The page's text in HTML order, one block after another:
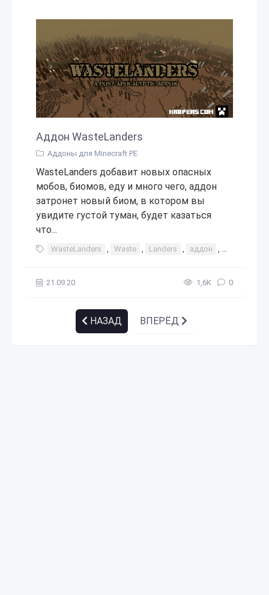
Аддон WasteLanders
Аддоны для Minecraft PE
WasteLanders добавит новых опасных
мобов, биомов, еду и много чего, аддон
затронет новый биом, в котором вы
увидите густой туман, будет казаться
что...
WasteLanders , Waste , Landers , аддон , мод
21.09.20 1,6К 0
НАЗАД ВПЕРЁД